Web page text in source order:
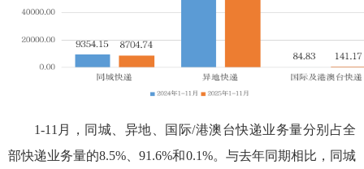
1-11月
，同城、异地、国际/港澳台快递业务量分别占全
部快递业务量的8.5%、91.6%和0.1%。与去年同期相比，同城